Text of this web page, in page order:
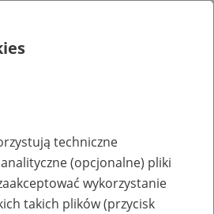
techniczne
(opcjonalne) pliki
wykorzystanie
takich plików (przycisk